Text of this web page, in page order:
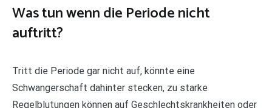
Was tun wenn die Periode nicht
auftritt?
Tritt die Periode gar nicht auf, könnte eine
Schwangerschaft dahinter stecken, zu starke
Regelblutungen können auf Geschlechtskrankheiten oder